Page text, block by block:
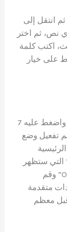
انتقل إلى
نص، ثم اختر
اكتب كلمة
على خيار
ابحث عن “إصدار البناء” أو “رقم الإصدار” واضغط عليه 7
تفعيل وضع
التي ستظهر
في نهاية القائمة. ابحث عن خيار “فتح OEM” وقم
متقدمة
قبل معظم